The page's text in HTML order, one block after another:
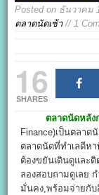
Posted on ธันวาคม
ตลาดนัดเช้า// 1
16
SHARES
ตลาดนัดหลังกร
Finance)เป็นตลาด
ตลาดนัดที่ทำเลดีห
ต้องขยันเดินดูและ
ลองสอบถามดูเลย
มั่นคง,พร้อมจ่ายกั